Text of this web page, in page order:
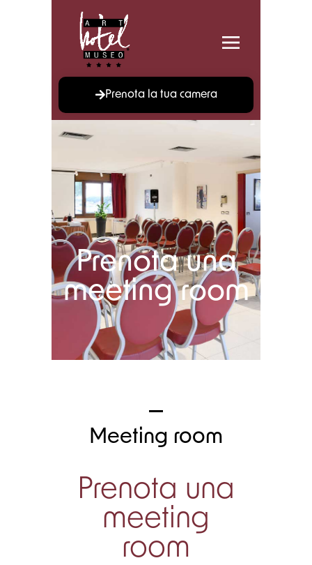
Prenota la tua camera
Prenota una
meeting room
Meeting room
Prenota una
meeting
room